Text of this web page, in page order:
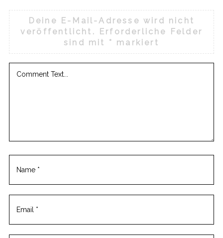
Deine E-Mail-Adresse wird nicht
veröffentlicht.
Erforderliche Felder
sind mit * markiert